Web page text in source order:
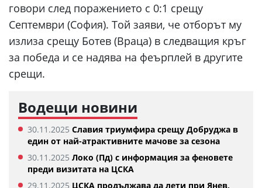
говори след поражението с 0:1 срещу
Септември (София). Той заяви, че отборът му
излиза срещу Ботев (Враца) в следващия кръг
за победа и се надява на феърплей в другите
срещи.
Водещи новини
30.11.2025 Славия триумфира срещу Добруджа в
един от най-атрактивните мачове за сезона
30.11.2025 Локо (Пд) с информация за феновете
преди визитата на ЦСКА
29.11.2025 ЦСКА продължава да лети при Янев,